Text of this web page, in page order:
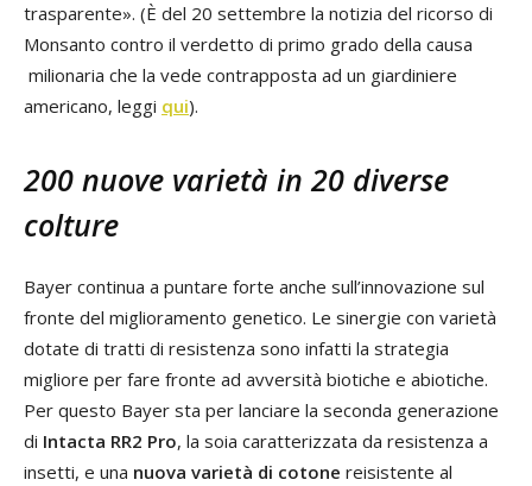
trasparente». (È del 20 settembre la notizia del ricorso di
Monsanto contro il verdetto di primo grado della causa
milionaria che la vede contrapposta ad un giardiniere
americano, leggi qui).
200 nuove varietà in 20 diverse
colture
Bayer continua a puntare forte anche sull’innovazione sul
fronte del miglioramento genetico. Le sinergie con varietà
dotate di tratti di resistenza sono infatti la strategia
migliore per fare fronte ad avversità biotiche e abiotiche.
Per questo Bayer sta per lanciare la seconda generazione
di Intacta RR2 Pro, la soia caratterizzata da resistenza a
insetti, e una nuova varietà di cotone reisistente al